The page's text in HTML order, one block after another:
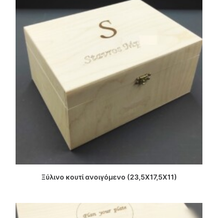
ΔΙΑΒΑΣΤΕ ΠΕΡΙΣΣΟΤΕΡΑ
Ξύλινο κουτί ανοιγόμενο (23,5Χ17,5Χ11)